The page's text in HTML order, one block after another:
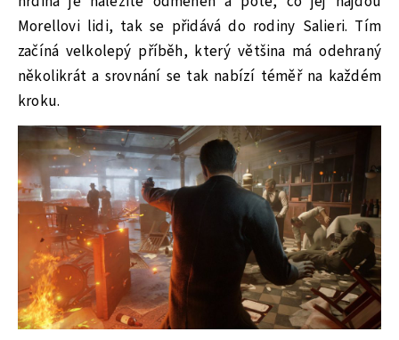
Morellovi lidi, tak se přidává do rodiny Salieri. Tím
začíná velkolepý příběh, který většina má odehraný
několikrát a srovnání se tak nabízí téměř na každém
kroku.